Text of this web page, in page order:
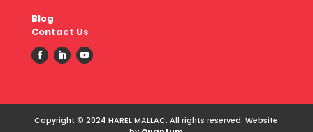
Blog
Contact Us
Copyright © 2024 HAREL MALLAC. All rights reserved. Website